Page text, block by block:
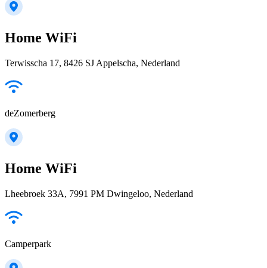
Home WiFi
Terwisscha 17, 8426 SJ Appelscha, Nederland
deZomerberg
Home WiFi
Lheebroek 33A, 7991 PM Dwingeloo, Nederland
Camperpark